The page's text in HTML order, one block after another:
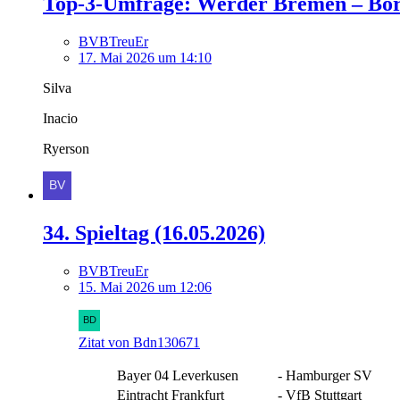
BVBTreuEr
17. Mai 2026 um 14:10
Silva
Inacio
Ryerson
34. Spieltag (16.05.2026)
BVBTreuEr
15. Mai 2026 um 12:06
Zitat von Bdn130671
Bayer 04 Leverkusen - Hamburger SV
Eintracht Frankfurt
- VfB Stuttgart